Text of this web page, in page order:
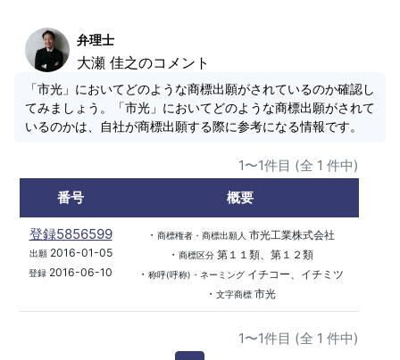
弁理士
大瀬 佳之のコメント
「市光」においてどのような商標出願がされているのか確認し
てみましょう。「市光」においてどのような商標出願がされて
いるのかは、自社が商標出願する際に参考になる情報です。
1〜1件目 (全 1 件中)
番号
概要
登録5856599
出願2016-01-05
登録 2016-06-10
・ 商標権者・商標出願人 市光工業株式会社
・ 商標区分第１１類、第１２類
・ 称呼(呼称)・ネーミングイチコー、イチミツ
・ 文字商標市光
1〜1件目 (全 1 件中)